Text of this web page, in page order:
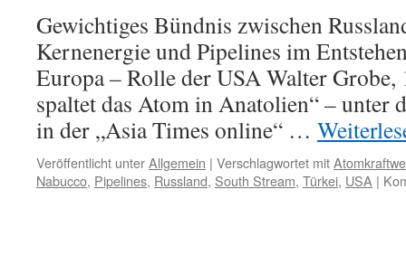
Gewichtiges Bündnis zwischen
Kernenergie und Pipelines im
Europa – Rolle der USA Walter Grobe,
spaltet das Atom in Anatolien“ – unter
in der „Asia Times online“ …
Veröffentlicht unterAllgemein | Verschlagwortet mit
Nabucco, Pipelines, Russland, South Stream, Türkei, USA |